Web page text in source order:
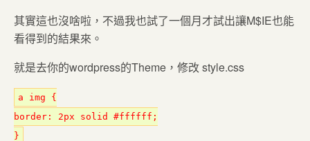
其實這也沒啥啦，不過我也試了一個月才試出讓M$IE也能
看得到的結果來。
就是去你的wordpress的Theme，修改 style.css
a img {
border: 2px solid #ffffff;
}